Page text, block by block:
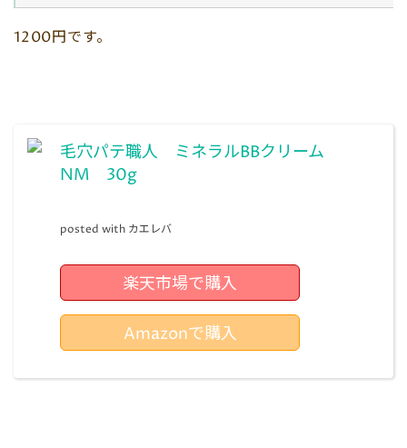
1200円です。
毛穴パテ職人 ミネラルBBクリーム
NM 30g
posted with カエレバ
楽天市場で購入
Amazonで購入